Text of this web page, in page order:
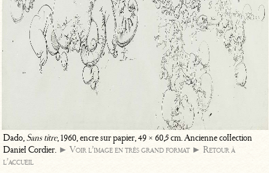
Dado,Sans titre, 1960, encre sur papier, 49 × 60,5 cm. Ancienne collection
Daniel Cordier. ► Voir l’image en très grand format ► Retour à
l’accueil